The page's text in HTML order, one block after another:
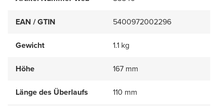
EAN / GTIN 5400972002296
Gewicht 1.1 kg
Höhe 167 mm
Länge des Überlaufs 110 mm